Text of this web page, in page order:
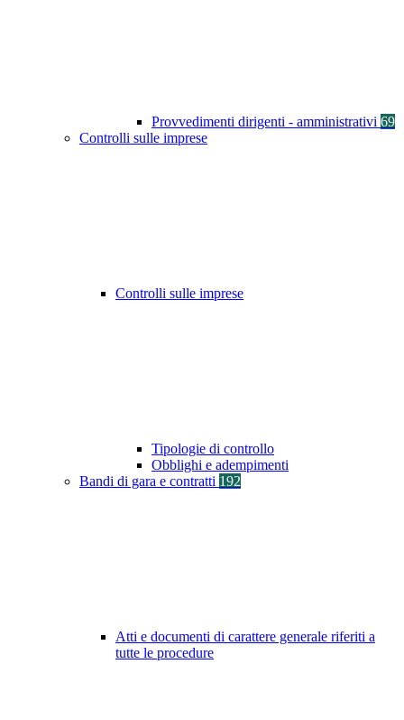
Provvedimenti dirigenti - amministrativi 69
Controlli sulle imprese
Controlli sulle imprese
Tipologie di controllo
Obblighi e adempimenti
Bandi di gara e contratti 192
Atti e documenti di carattere generale riferiti a
tutte le procedure